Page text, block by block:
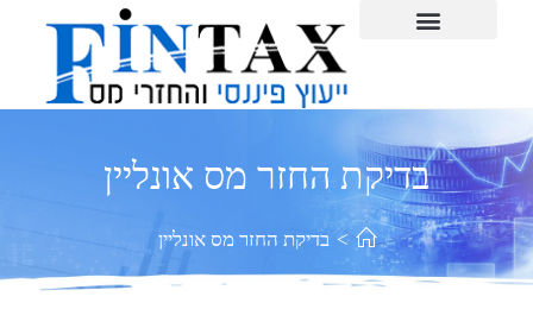
בדיקת החזר מס אונליין
> בדיקת החזר מס אונליין